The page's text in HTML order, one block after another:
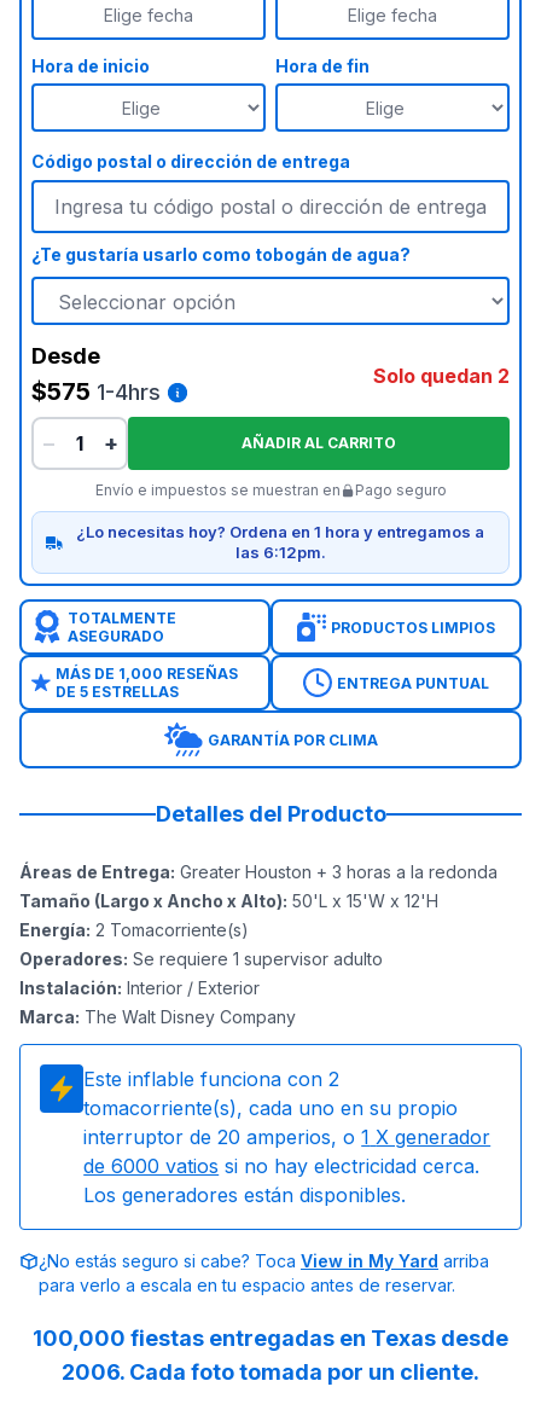
Elige fecha
Elige fecha
Hora de inicio Hora de fin
Código postal o dirección de entrega
¿Te gustaría usarlo como tobogán de agua?
Desde
$575 1-4hrs
Solo quedan 2
− + AÑADIR AL CARRITO
Envío e impuestos se muestran en Pago seguro
¿Lo necesitas hoy? Ordena en 1 hora y entregamos a
las 6:12pm.
TOTALMENTE
ASEGURADO
PRODUCTOS LIMPIOS
MÁS DE 1,000 RESEÑAS
DE 5 ESTRELLAS
ENTREGA PUNTUAL
GARANTÍA POR CLIMA
Detalles del Producto
Áreas de Entrega: Greater Houston + 3 horas a la redonda
Tamaño (Largo x Ancho x Alto): 50'L x 15'W x 12'H
Energía: 2 Tomacorriente(s)
Operadores: Se requiere 1 supervisor adulto
Instalación: Interior / Exterior
Marca: The Walt Disney Company
Este inflable funciona con 2
tomacorriente(s), cada uno en su propio
interruptor de 20 amperios, o 1 X generador
de 6000 vatios si no hay electricidad cerca.
Los generadores están disponibles.
¿No estás seguro si cabe? Toca View in My Yard arriba
para verlo a escala en tu espacio antes de reservar.
100,000 fiestas entregadas en Texas desde
2006. Cada foto tomada por un cliente.